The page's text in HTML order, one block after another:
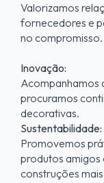
Valorizamos
fornecedores e
no compromisso.
Inovação:
Acompanhamos
procuramos
decorativas.
Sustentabilidade:
Promovemos
produtos amigos
construções